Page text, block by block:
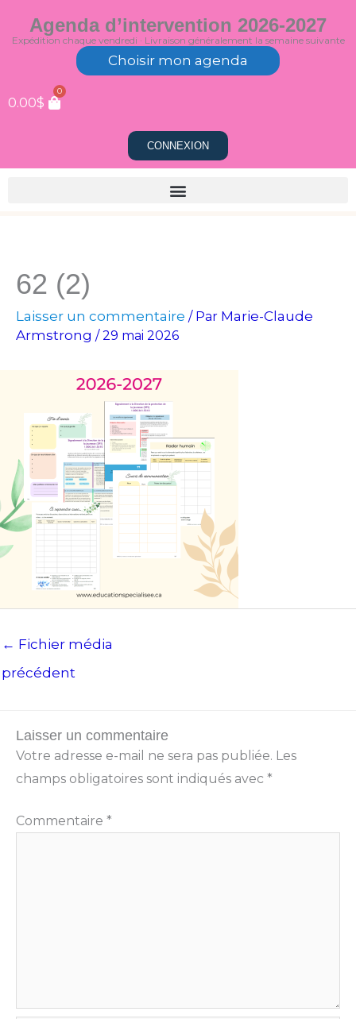
au
Agenda d’intervention 2026-2027
Expédition chaque vendredi · Livraison généralement la semaine suivante
Choisir mon agenda
0.00$
0
CONNEXION
62 (2)
Laisser un commentaire / Par Marie-Claude
Armstrong /29 mai 2026
← Fichier média
précédent
Laisser un commentaire
Votre adresse e-mail ne sera pas publiée. Les
champs obligatoires sont indiqués avec *
Commentaire *